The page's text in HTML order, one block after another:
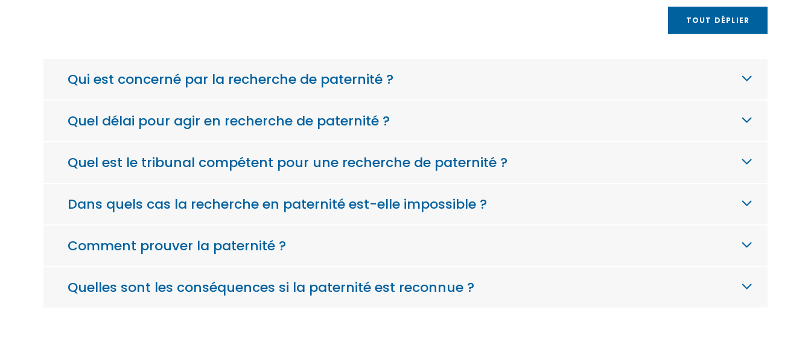
TOUT DÉPLIER
Qui est concerné par la recherche de paternité ?
Quel délai pour agir en recherche de paternité ?
Quel est le tribunal compétent pour une recherche de paternité ?
Dans quels cas la recherche en paternité est-elle impossible ?
Comment prouver la paternité ?
Quelles sont les conséquences si la paternité est reconnue ?